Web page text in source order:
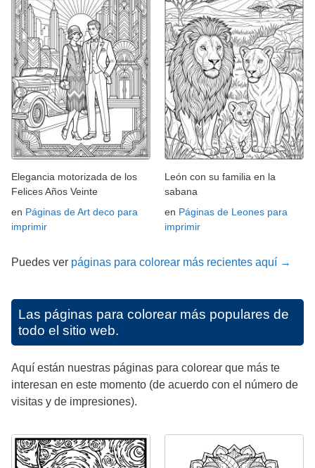
Elegancia motorizada de los
Felices Años Veinte
en Páginas de Art deco para
imprimir
León con su familia en la
sabana
en Páginas de Leones para
imprimir
Puedes ver páginas para colorear más recientes aquí →
Las páginas para colorear más populares de
todo el sitio web.
Aquí están nuestras páginas para colorear que más te
interesan en este momento (de acuerdo con el número de
visitas y de impresiones).